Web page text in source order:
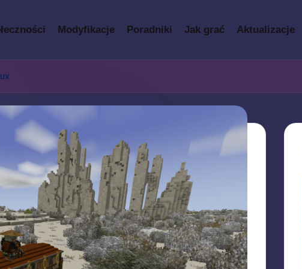
Modyfikacje Poradniki Jak grać Aktualizacje